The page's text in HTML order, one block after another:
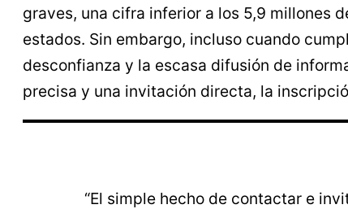
graves, una cifra inferior a los 5,9 millones
estados. Sin embargo, incluso cuando
desconfianza y la escasa difusión de
precisa y una invitación directa, la
“El simple hecho de contactar e